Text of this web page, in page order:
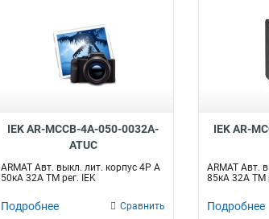
IEK AR-MCCB-4A-050-0032A-
ATUC
ARMAT Авт. выкл. лит. корпус 4P A
50кА 32А ТМ рег. IEK
Подробнее Сравнить
IEK AR-
ARMAT Авт.
85кА 32А ТМ
Подробнее